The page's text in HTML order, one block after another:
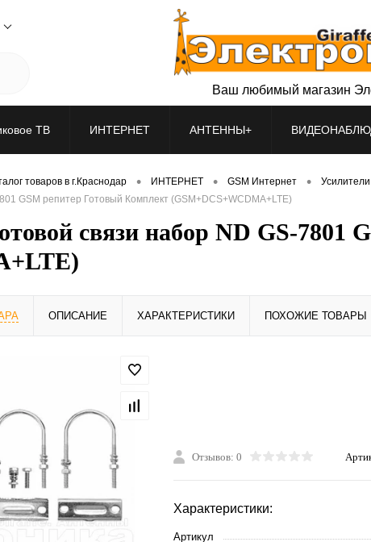
Ваш любимый магазин
ТВ ИНТЕРНЕТ АНТЕННЫ+
товаров в г.Краснодар • ИНТЕРНЕТ • GSM Интернет •
GSM репитер Готовый Комплект (GSM+DCS+WCDMA+LTE)
связи набор ND GS-7801
ОПИСАНИЕ ХАРАКТЕРИСТИКИ ПОХОЖИЕ ТОВАРЫ
Отзывов: 0
Характеристики:
Артикул